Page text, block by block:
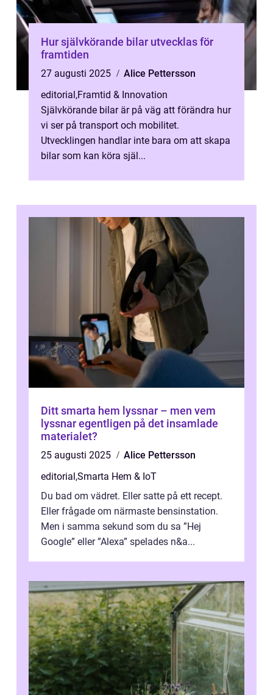
Hur självkörande bilar utvecklas för
framtiden
27 augusti 2025
Alice Pettersson
editorial,Framtid & Innovation
Självkörande bilar är på väg att förändra hur
vi ser på transport och mobilitet.
Utvecklingen handlar inte bara om att skapa
bilar som kan köra själ...
Ditt smarta hem lyssnar – men vem
lyssnar egentligen på det insamlade
materialet?
25 augusti 2025
Alice Pettersson
editorial,Smarta Hem & IoT
Du bad om vädret. Eller satte på ett recept.
Eller frågade om närmaste bensinstation.
Men i samma sekund som du sa ”Hej
Google” eller ”Alexa” spelades n&a...